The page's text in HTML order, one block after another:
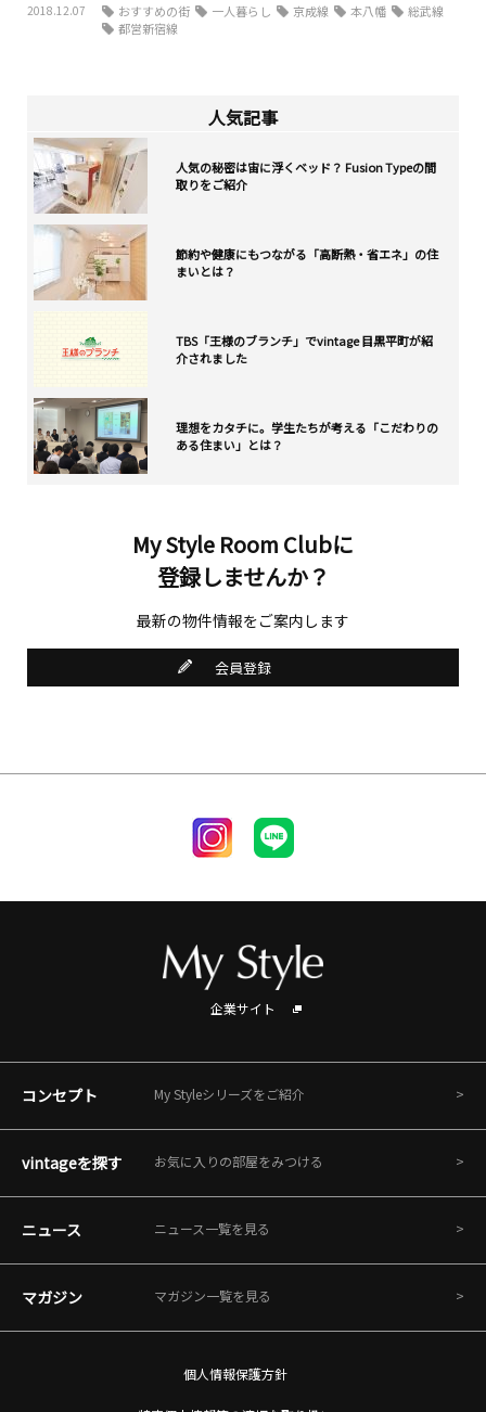
人気記事
人気の秘密は宙に浮くベッド？ Fusion Typeの間
取りをご紹介
節約や健康にもつながる「高断熱・省エネ」の住
まいとは？
TBS「王様のブランチ」でvintage 目黒平町が紹
介されました
理想をカタチに。学生たちが考える「こだわりの
ある住まい」とは？
My Style Room Clubに
登録しませんか？
最新の物件情報をご案内します
会員登録
2018.12.07
おすすめの街 一人暮らし 京成線 本八幡
総武線
都営新宿線
企業サイト
コンセプト My Styleシリーズをご紹介
vintageを探す お気に入りの部屋をみつける
ニュース ニュース一覧を見る
マガジン マガジン一覧を見る
個人情報保護方針